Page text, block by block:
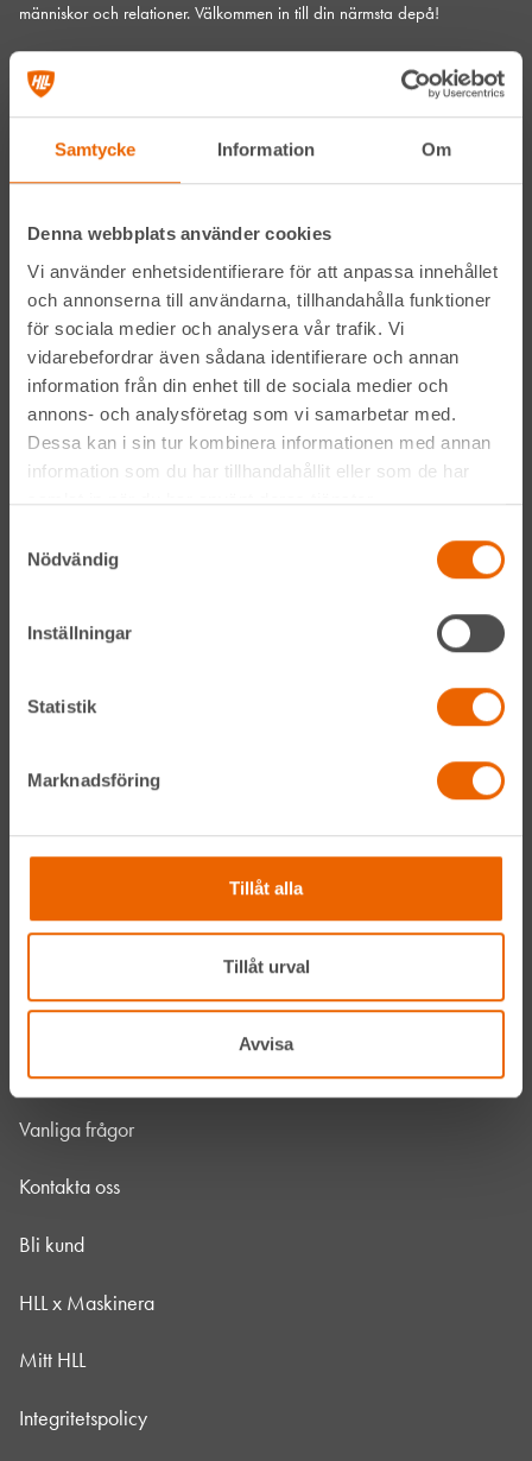
Samtycke Information Om
Denna webbplats använder cookies
Vi använder enhetsidentifierare för att anpassa innehållet
och annonserna till användarna, tillhandahålla funktioner
för sociala medier och analysera vår trafik. Vi
vidarebefordrar även sådana identifierare och annan
information från din enhet till de sociala medier och
annons- och analysföretag som vi samarbetar med.
Dessa kan i sin tur kombinera informationen med annan
information som du har tillhandahållit eller som de har
samlat in när du har använt deras tjänster.
Nödvändig
Inställningar
Statistik
Marknadsföring
Tillåt alla
Tillåt urval
Avvisa
människor och relationer. Välkommen in till din närmsta depå!
Genom att anmäla mig till nyhetsbrevet godkänner jag
Hyreslandslagetsintegritetspolicy
Alltid nära
LinkedIn
Våra maskiner
Våra depåer
Om HLL
Hållbarhet
Vanliga frågor
Kontakta oss
Bli kund
HLL x Maskinera
Mitt HLL
Integritetspolicy